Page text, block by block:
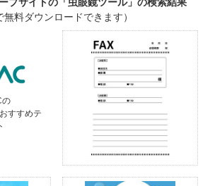
無料ダウンロードできます）
の
すすめテ